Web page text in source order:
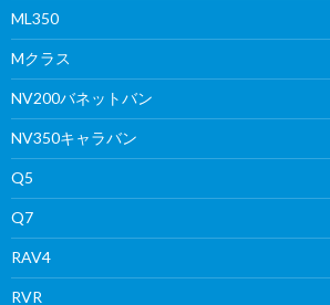
ML350
Mクラス
NV200バネットバン
NV350キャラバン
Q5
Q7
RAV4
RVR